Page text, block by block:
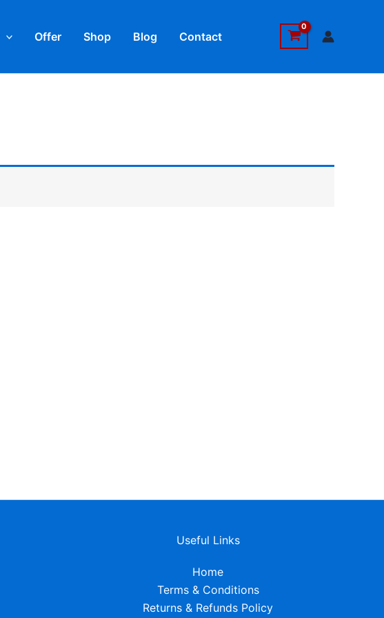
Offer Shop Blog Contact
Useful Links
Home
Terms & Conditions
Returns & Refunds Policy